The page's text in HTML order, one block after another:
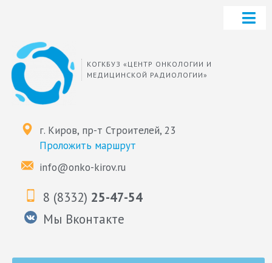
КОГКБУЗ «ЦЕНТР ОНКОЛОГИИ И
МЕДИЦИНСКОЙ РАДИОЛОГИИ»
г. Киров, пр-т Строителей, 23
Проложить маршрут
info@onko-kirov.ru
8 (8332) 25-47-54
Мы Вконтакте